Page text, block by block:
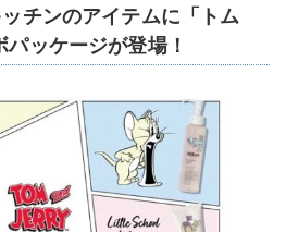
チンのアイテムに「トム
ッケージが登場！